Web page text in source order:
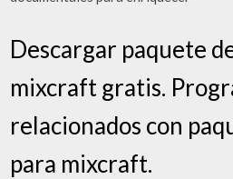
Descargar paquete
mixcraft gratis.
relacionados con
para mixcraft.